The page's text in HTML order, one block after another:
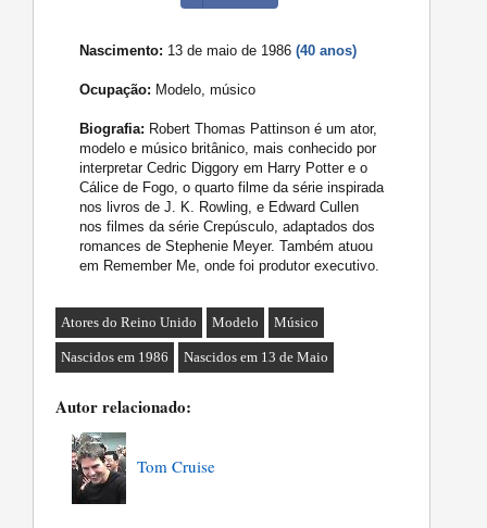
Nascimento: 13 de maio de 1986(40 anos)
Ocupação: Modelo, músico
Biografia: Robert Thomas Pattinson é um ator,
modelo e músico britânico, mais conhecido por
interpretar Cedric Diggory em Harry Potter e o
Cálice de Fogo, o quarto filme da série inspirada
nos livros de J. K. Rowling, e Edward Cullen
nos filmes da série Crepúsculo, adaptados dos
romances de Stephenie Meyer. Também atuou
em Remember Me, onde foi produtor executivo.
Atores do Reino Unido Modelo Músico
Nascidos em 1986 Nascidos em 13 de Maio
Autor relacionado:
Tom Cruise